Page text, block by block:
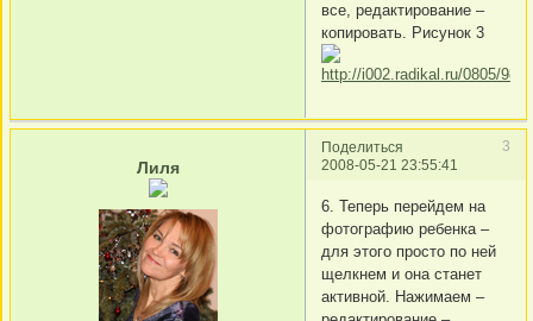
все, редактирование –
копировать. Рисунок 3
Поделиться
3
2008-05-21 23:55:41
Лиля
6. Теперь перейдем на
фотографию ребенка –
для этого просто по ней
щелкнем и она станет
активной. Нажимаем –